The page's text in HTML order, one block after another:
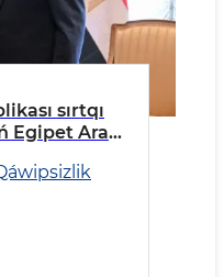
sırtqı
Egipet Arab